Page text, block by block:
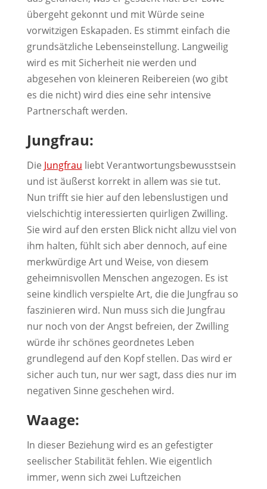
übergeht gekonnt und mit Würde seine
vorwitzigen Eskapaden. Es stimmt einfach die
grundsätzliche Lebenseinstellung. Langweilig
wird es mit Sicherheit nie werden und
abgesehen von kleineren Reibereien (wo gibt
es die nicht) wird dies eine sehr intensive
Partnerschaft werden.
Jungfrau:
Die Jungfrau liebt Verantwortungsbewusstsein
und ist äußerst korrekt in allem was sie tut.
Nun trifft sie hier auf den lebenslustigen und
vielschichtig interessierten quirligen Zwilling.
Sie wird auf den ersten Blick nicht allzu viel von
ihm halten, fühlt sich aber dennoch, auf eine
merkwürdige Art und Weise, von diesem
geheimnisvollen Menschen angezogen. Es ist
seine kindlich verspielte Art, die die Jungfrau so
faszinieren wird. Nun muss sich die Jungfrau
nur noch von der Angst befreien, der Zwilling
würde ihr schönes geordnetes Leben
grundlegend auf den Kopf stellen. Das wird er
sicher auch tun, nur wer sagt, dass dies nur im
negativen Sinne geschehen wird.
Waage:
In dieser Beziehung wird es an gefestigter
seelischer Stabilität fehlen. Wie eigentlich
immer, wenn sich zwei Luftzeichen